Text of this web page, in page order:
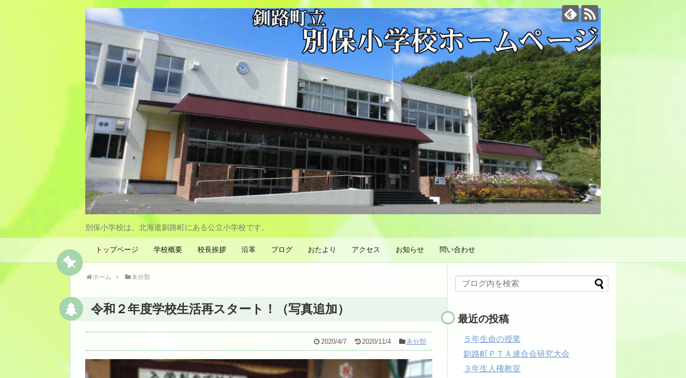
別保小学校は、北海道釧路町にある公立小学校です。
トップページ 学校概要 校長挨拶 沿革 ブログ おたより アクセス お知らせ 問い合わせ
ホーム 未分類
令和２年度学校生活再スタート！（写真追加）
2020/4/7 2020/11/4 未分類
最近の投稿
５年生命の授業
釧路町ＰＴＡ連合会研究大会
３年生人権教室